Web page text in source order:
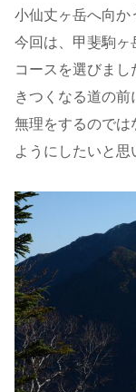
小仙丈ヶ岳へ向か
今回は、甲斐駒ヶ
コースを選びまし
きつくなる道の前
無理をするのでは
ようにしたいと思